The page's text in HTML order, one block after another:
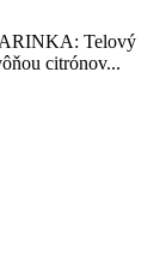
Telový
citrónov...